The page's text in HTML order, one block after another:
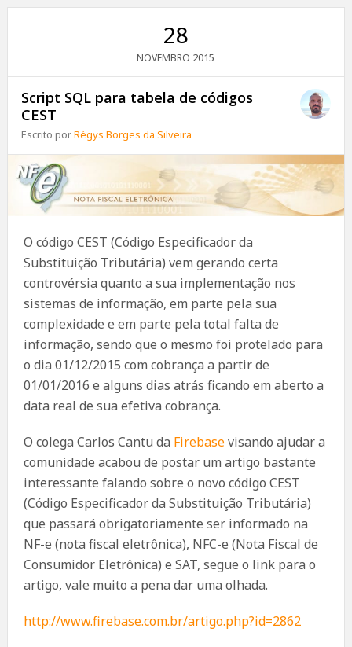
28
NOVEMBRO 2015
Script SQL para tabela de códigos
CEST
Escrito porRégys Borges da Silveira
O código CEST (Código Especificador da
Substituição Tributária) vem gerando certa
controvérsia quanto a sua implementação nos
sistemas de informação, em parte pela sua
complexidade e em parte pela total falta de
informação, sendo que o mesmo foi protelado para
o dia 01/12/2015 com cobrança a partir de
01/01/2016 e alguns dias atrás ficando em aberto a
data real de sua efetiva cobrança.
O colega Carlos Cantu da Firebasevisando ajudar a
comunidade acabou de postar um artigo bastante
interessante falando sobre o novo código CEST
(Código Especificador da Substituição Tributária)
que passará obrigatoriamente ser informado na
NF-e (nota fiscal eletrônica), NFC-e (Nota Fiscal de
Consumidor Eletrônica) e SAT, segue o link para o
artigo, vale muito a pena dar uma olhada.
http://www.firebase.com.br/artigo.php?id=2862